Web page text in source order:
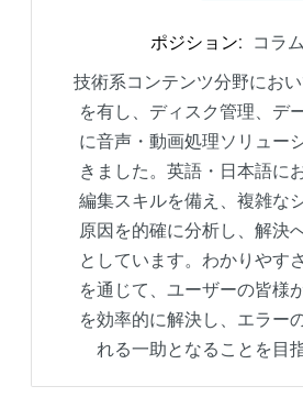
ポジション:
コラ
技術系コンテンツ分野にお
を有し、ディスク管理、デ
に音声・動画処理ソリュー
きました。英語・日本語に
編集スキルを備え、複雑な
原因を的確に分析し、解決
としています。わかりやす
を通じて、ユーザーの皆様
を効率的に解決し、エラー
れる一助となることを目